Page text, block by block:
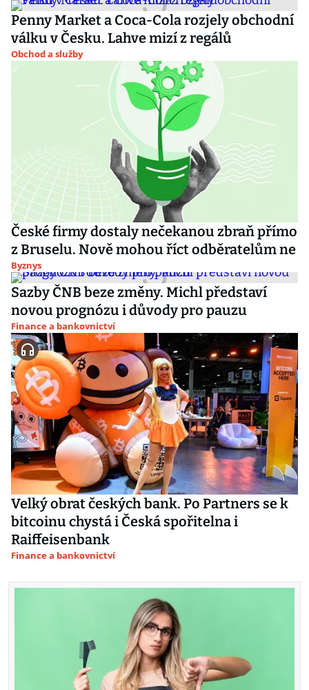
Penny Market a Coca-Cola rozjely obchodní
válku v Česku. Lahve mizí z regálů
Obchod a služby
České firmy dostaly nečekanou zbraň přímo
z Bruselu. Nově mohou říct odběratelům ne
Byznys
Sazby ČNB beze změny. Michl představí
novou prognózu i důvody pro pauzu
Finance a bankovnictví
Velký obrat českých bank. Po Partners se k
bitcoinu chystá i Česká spořitelna i
Raiffeisenbank
Finance a bankovnictví